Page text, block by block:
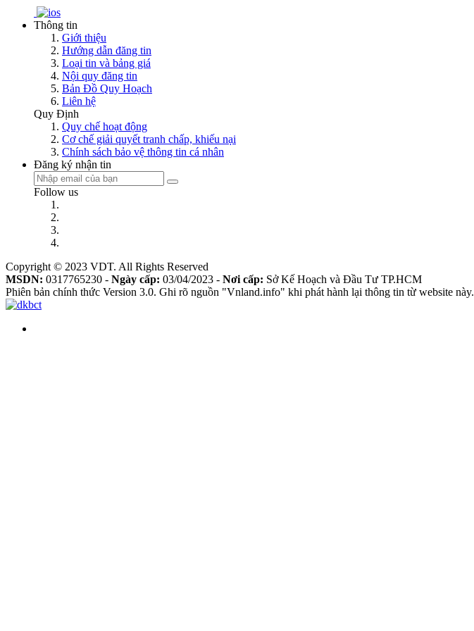
Thông tin
Giới thiệu
Hướng dẫn đăng tin
Loại tin và bảng giá
Nội quy đăng tin
Bản Đồ Quy Hoạch
Liên hệ
Quy Định
Quy chế hoạt động
Cơ chế giải quyết tranh chấp, khiếu nại
Chính sách bảo vệ thông tin cá nhân
Đăng ký nhận tin
Follow us
Copyright © 2023 VDT. All Rights Reserved
MSDN: 0317765230 - Ngày cấp: 03/04/2023 - Nơi cấp: Sở Kế Hoạch và Đầu Tư TP.HCM
Phiên bản chính thức Version 3.0. Ghi rõ nguồn "Vnland.info" khi phát hành lại thông tin từ website này.